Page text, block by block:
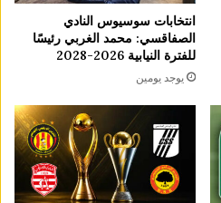
انتخابات سوسيوس النادي
الصفاقسي: محمد الغربي رئيسًا
للفترة النيابية 2026-2028
يوجد يومين